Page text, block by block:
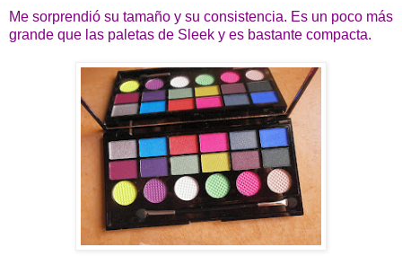
Me sorprendió su tamaño y su consistencia. Es un poco más
grande que las paletas de Sleek y es bastante compacta.